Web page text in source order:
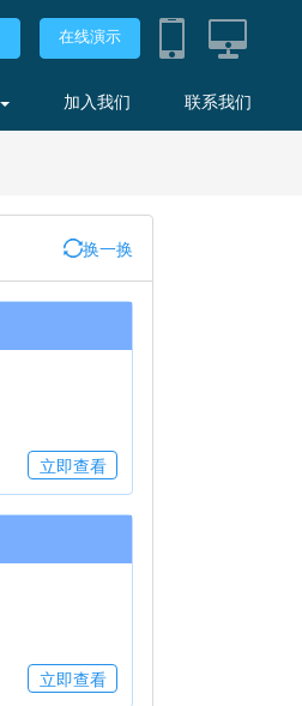
在线演示
加入我们 联系我们
换一换
立即查看
立即查看